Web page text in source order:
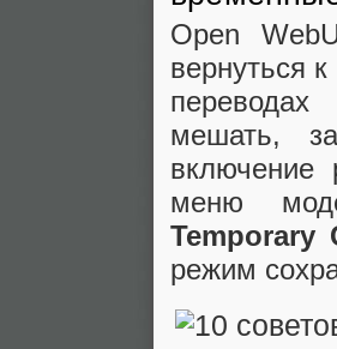
Open
вернуться
мешать,
включение
меню
Temporary
режим